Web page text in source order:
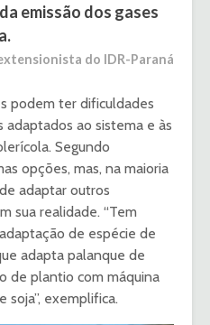
emissão dos gases
do IDR-Paraná
podem ter dificuldades
adaptados ao sistema e às
Segundo
opções, mas, na maioria
adaptar outros
sua realidade. “Tem
de espécie de
adapta palanque de
de plantio com máquina
soja”, exemplifica.